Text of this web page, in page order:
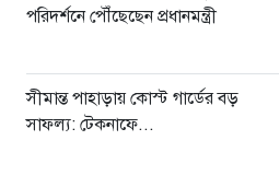
পরিদর্শনে পৌঁছেছেন প্রধানমন্ত্রী
সীমান্ত পাহাড়ায় কোস্ট গার্ডের বড়
সাফল্য: টেকনাফে...